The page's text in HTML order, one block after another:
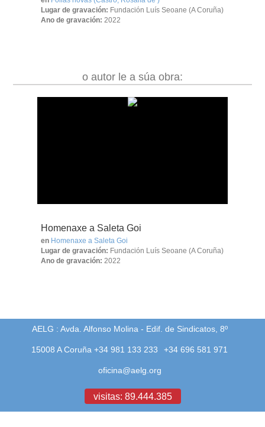
Lugar de gravación: Fundación Luís Seoane (A Coruña)
Ano de gravación: 2022
o autor le a súa obra:
Homenaxe a Saleta Goi
en Homenaxe a Saleta Goi
Lugar de gravación: Fundación Luís Seoane (A Coruña)
Ano de gravación: 2022
AELG : Avda. Alfonso Molina - Edif. de Sindicatos, 8º
15008 A Coruña +34 981 133 233 +34 696 581 971
oficina@aelg.org
visitas: 89.444.385